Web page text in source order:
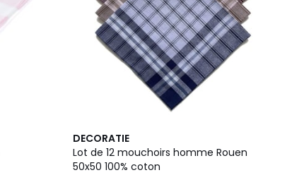
DECORATIE
Lot de 12 mouchoirs homme Rouen
50x50 100% coton